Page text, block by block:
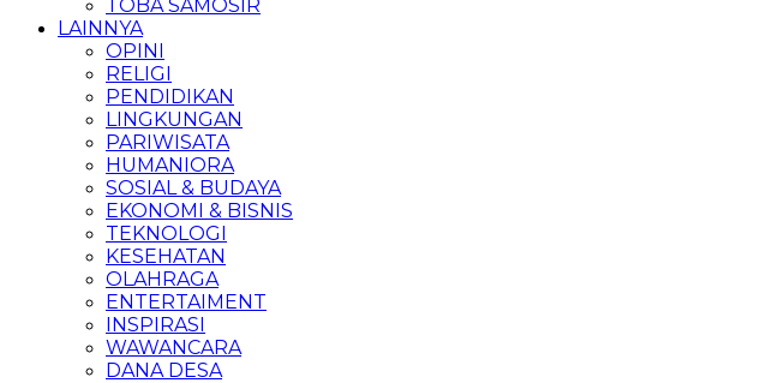
TOBA SAMOSIR
LAINNYA
OPINI
RELIGI
PENDIDIKAN
LINGKUNGAN
PARIWISATA
HUMANIORA
SOSIAL & BUDAYA
EKONOMI & BISNIS
TEKNOLOGI
KESEHATAN
OLAHRAGA
ENTERTAIMENT
INSPIRASI
WAWANCARA
DANA DESA